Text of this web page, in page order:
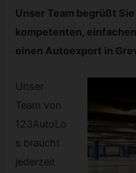
Unser Team begrüßt
kompetenten, einfachen
einen Autoexport in
Unser
Team von
123AutoLo
s braucht
jederzeit